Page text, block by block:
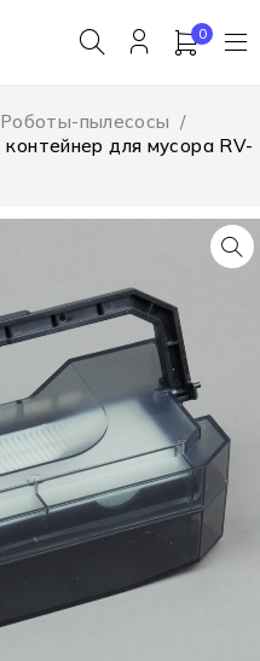
0
Роботы-пылесосы /
контейнер для мусора RV-